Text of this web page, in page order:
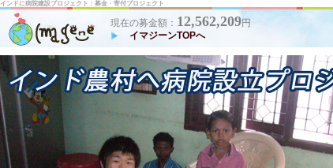
インドに病院建設プロジェクト：募金・寄付プロジェクト
現在の募金額： 12,562,209円
イマジーンTOPへ